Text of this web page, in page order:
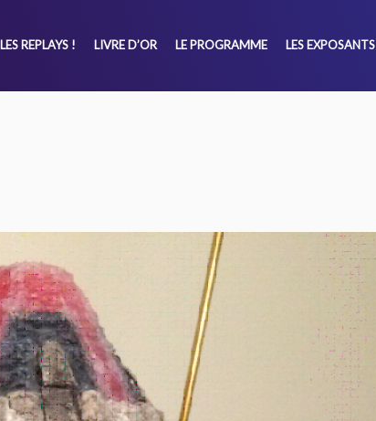
LES REPLAYS ! LIVRE D’OR LE PROGRAMME LES EXPOSANTS